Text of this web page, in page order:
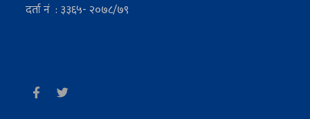
दर्ता नं : ३३६५- २०७८/७९